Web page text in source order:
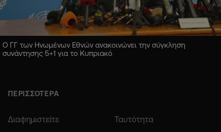
Ο ΓΓ των Ηνωμένων Εθνών ανακοινώνει την σύγκληση
συνάντησης 5+1 για το Κυπριακό
ΠΕΡΙΣΣΟΤΕΡΑ
Διαφημιστείτε Ταυτότητα